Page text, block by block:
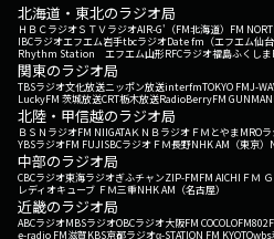
北海道・東北のラジオ局
ＨＢＣラジオＳＴＶラジオAIR-G'（FM北海道） FM
IBCラジオエフエム岩手tbcラジオDate fm（エフエム仙台
Rhythm Station エフエム山形RFCラジオ福島ふくしま
関東のラジオ局
TBSラジオ文化放送ニッポン放送interfmTOKYO FMJ-
LuckyFM 茨城放送CRT栃木放送RadioBerryFM GUNMA
北陸・甲信越のラジオ局
ＢＳＮラジオFM NIIGATAＫＮＢラジオ ＦＭとやまMRO
YBSラジオFM FUJISBCラジオ ＦＭ長野NHK AM（東京）
中部のラジオ局
CBCラジオ東海ラジオぎふチャンZIP-FMFM AICHI ＦＭ
レディオキューブ ＦＭ三重NHK AM（名古屋）
近畿のラジオ局
ABCラジオMBSラジオOBCラジオ大阪FM COCOLOFM802
e-radio FM滋賀KBS京都ラジオα-STATION FM KYOTOwbs